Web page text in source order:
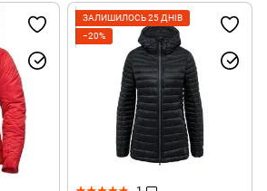
ЗАЛИШИЛОСЬ 25 ДНІВ
−20%